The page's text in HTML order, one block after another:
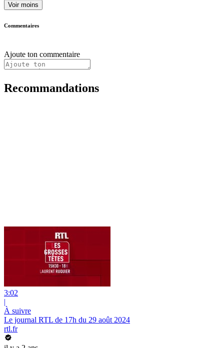
Voir moins
Commentaires
Ajoute ton commentaire
Recommandations
3:02
|
À suivre
Le journal RTL de 17h du 29 août 2024
rtl.fr